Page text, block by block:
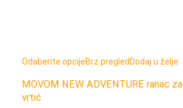
Odaberite opcijeBrz pregled Dodaj u želje
MOVOM NEW ADVENTURE ranac za
vrtić